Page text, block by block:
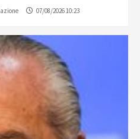
07/08/2026 10:23